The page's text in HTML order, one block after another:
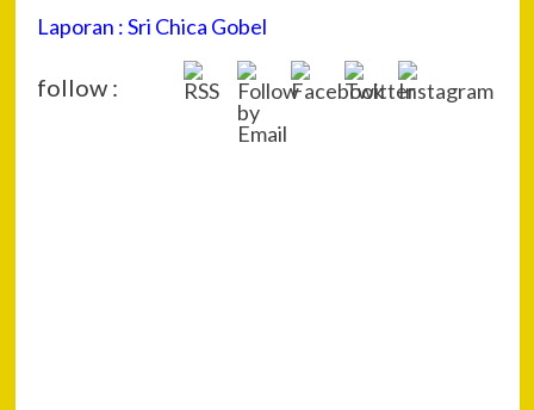
Laporan : Sri Chica Gobel
follow :